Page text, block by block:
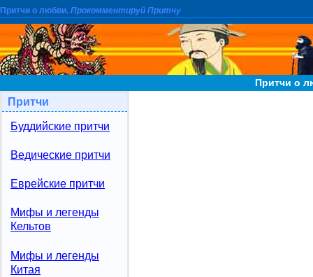
Притчи о любви. Прокомментируй Притчу
Притчи о
Притчи
Буддийские притчи
Ведические притчи
Еврейские притчи
Мифы и легенды
Кельтов
Мифы и легенды
Китая